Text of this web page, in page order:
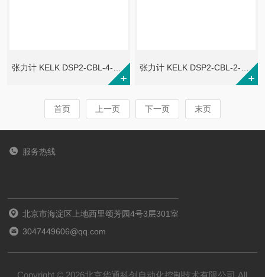
张力计 KELK DSP2-CBL-4-0-A-B 张力计 KELK DSP2-CBL-2-0-A-B
首页 上一页 下一页 末页
服务热线
北京市海淀区上地西里颂芳园4号3层301室
3047449606@qq.com